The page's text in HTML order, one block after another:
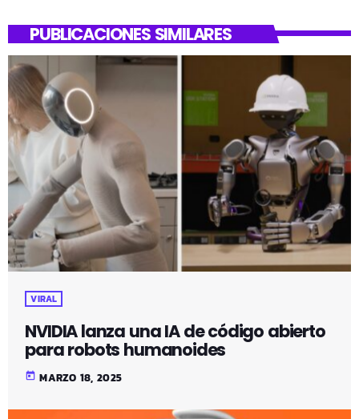
PUBLICACIONES SIMILARES
VIRAL
NVIDIA lanza una IA de código abierto
para robots humanoides
today MARZO 18, 2025